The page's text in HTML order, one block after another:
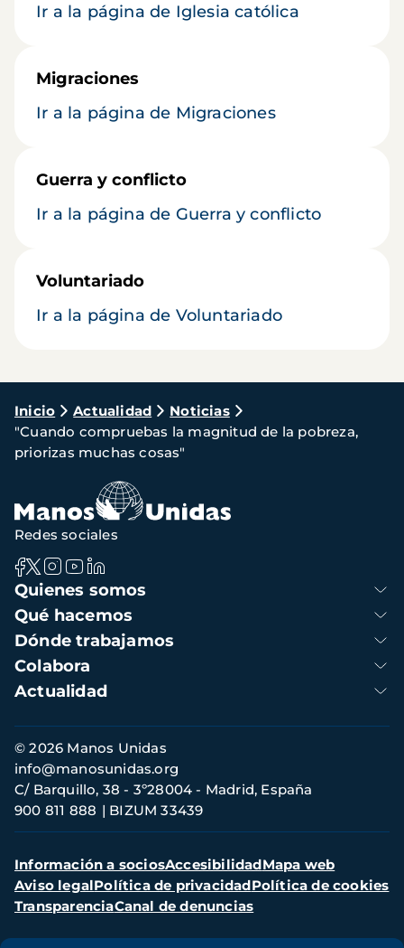
Ir a la página de Iglesia católica
Migraciones
Ir a la página de Migraciones
Guerra y conflicto
Ir a la página de Guerra y conflicto
Voluntariado
Ir a la página de Voluntariado
Ruta
de
navegación
Inicio Actualidad
Noticias
"Cuando compruebas la magnitud de la pobreza,
priorizas muchas cosas"
Navegación
principal
Quienes somos
Qué hacemos
Dónde trabajamos
Colabora
Actualidad
Redes sociales
Información
de
contacto
© 2026 Manos Unidas
C/ Barquillo, 38 - 3º28004 - Madrid, España
900 811 888
BIZUM 33439
info@manosunidas.org
Menú
secundario
Información a sociosAccesibilidadMapa web
Aviso legalPolítica de privacidadPolítica de cookies
TransparenciaCanal de denuncias